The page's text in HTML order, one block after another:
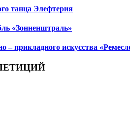
танца Элефтерия
«Зонненштраль»
– прикладного искусства